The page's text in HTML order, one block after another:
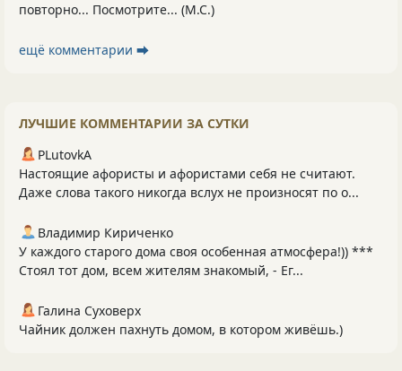
повторно... Посмотрите... (М.С.)
ещё комментарии ⮕
ЛУЧШИЕ КОММЕНТАРИИ ЗА СУТКИ
PLutоvkА
Настоящие афористы и афористами себя не считают.
Даже слова такого никогда вслух не произносят по о...
Владимир Кириченко
У каждого старого дома своя особенная атмосфера!)) ***
Стоял тот дом, всем жителям знакомый, - Ег...
Галина Суховерх
Чайник должен пахнуть домом, в котором живёшь.)